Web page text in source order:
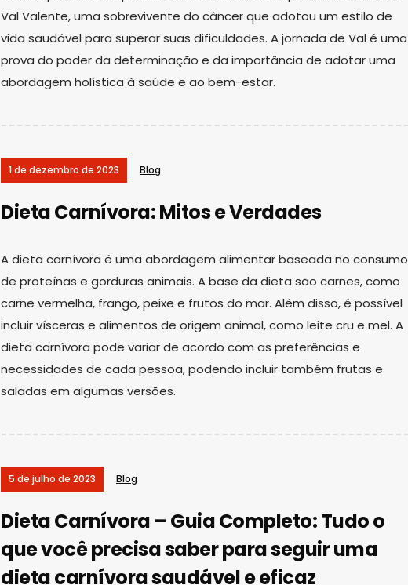
Val Valente, uma sobrevivente do câncer que adotou um estilo de
vida saudável para superar suas dificuldades. A jornada de Val é uma
prova do poder da determinação e da importância de adotar uma
abordagem holística à saúde e ao bem-estar.
1 de dezembro de 2023 Blog
Dieta Carnívora: Mitos e Verdades
A dieta carnívora é uma abordagem alimentar baseada no consumo
de proteínas e gorduras animais. A base da dieta são carnes, como
carne vermelha, frango, peixe e frutos do mar. Além disso, é possível
incluir vísceras e alimentos de origem animal, como leite cru e mel. A
dieta carnívora pode variar de acordo com as preferências e
necessidades de cada pessoa, podendo incluir também frutas e
saladas em algumas versões.
5 de julho de 2023 Blog
Dieta Carnívora – Guia Completo: Tudo o
que você precisa saber para seguir uma
dieta carnívora saudável e eficaz